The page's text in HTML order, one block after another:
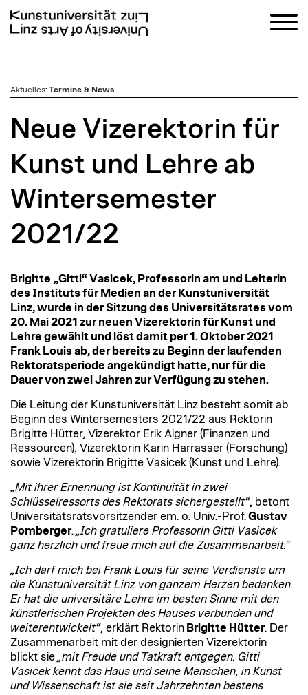
zumAktuelles: Termine & News
Neue Vizerektorin für
Kunst und Lehre ab
Wintersemester
2021/22
Brigitte „Gitti“ Vasicek, Professorin am und Leiterin
des Instituts für Medien an der Kunstuniversität
Linz, wurde in der Sitzung des Universitätsrates vom
20. Mai 2021 zur neuen Vizerektorin für Kunst und
Lehre gewählt und löst damit per 1. Oktober 2021
Frank Louis ab, der bereits zu Beginn der laufenden
Rektoratsperiode angekündigt hatte, nur für die
Dauer von zwei Jahren zur Verfügung zu stehen.
Die Leitung der Kunstuniversität Linz besteht somit ab
Beginn des Wintersemesters 2021/22 aus Rektorin
Brigitte Hütter, Vizerektor Erik Aigner (Finanzen und
Ressourcen), Vizerektorin Karin Harrasser (Forschung)
sowie Vizerektorin Brigitte Vasicek (Kunst und Lehre).
„Mit ihrer Ernennung ist Kontinuität in zwei
Schlüsselressorts des Rektorats sichergestellt“, betont
Universitätsratsvorsitzender em. o. Univ.-Prof.Gustav
Pomberger.„Ich gratuliere Professorin Gitti Vasicek
ganz herzlich und freue mich auf die Zusammenarbeit.“
„Ich darf mich bei Frank Louis für seine Verdienste um
die Kunstuniversität Linz von ganzem Herzen bedanken.
Er hat die universitäre Lehre im besten Sinne mit den
künstlerischen Projekten des Hauses verbunden und
weiterentwickelt“, erklärt Rektorin Brigitte Hütter. Der
Zusammenarbeit mit der designierten Vizerektorin
blickt sie„mit Freude und Tatkraft entgegen. Gitti
Vasicek kennt das Haus und seine Menschen, in Kunst
und Wissenschaft ist sie seit Jahrzehnten bestens